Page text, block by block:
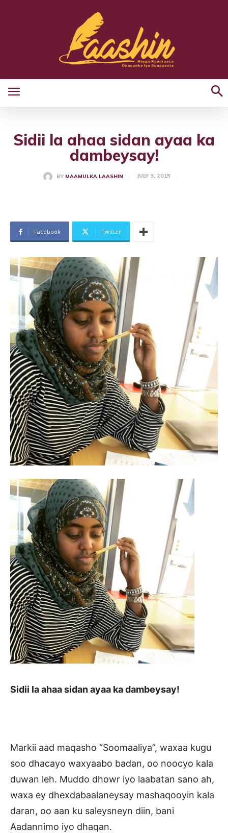
Sidii la ahaa sidan ayaa ka
dambeysay!
BY MAAMULKA LAASHIN JULY 9, 2015
Facebook Twitter
Sidii la ahaa sidan ayaa ka dambeysay!
Markii aad maqasho “Soomaaliya”, waxaa kugu
soo dhacayo waxyaabo badan, oo noocyo kala
duwan leh. Muddo dhowr iyo laabatan sano ah,
waxa ey dhexdabaalaneysay mashaqooyin kala
daran, oo aan ku saleysneyn diin, bani
Aadannimo iyo dhaqan.